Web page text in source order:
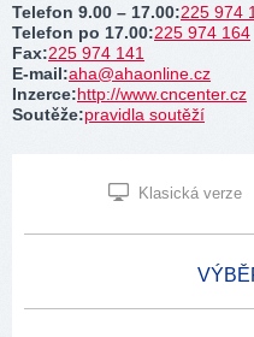
Telefon 9.00 – 17.00:225 974
Telefon po 17.00:225 974 164
Fax:225 974 141
E-mail:aha@ahaonline.cz
Inzerce:http://www.cncenter.cz
Soutěže:pravidla soutěží
Klasická verze